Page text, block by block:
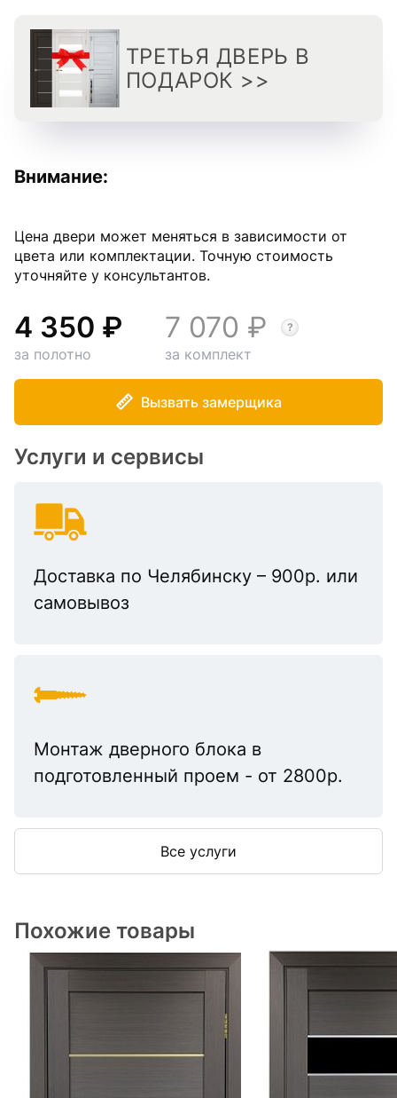
ТРЕТЬЯ ДВЕРЬ В
ПОДАРОК >>
Внимание:
Цена двери может меняться в зависимости от
цвета или комплектации. Точную стоимость
уточняйте у консультантов.
4 350
за полотно
7 070
за комплект
Вызвать замерщика
Услуги и сервисы
Доставка по Челябинску – 900р. или
самовывоз
Монтаж дверного блока в
подготовленный проем - от 2800р.
Все услуги
Похожие товары